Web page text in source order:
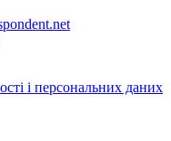
і персональних даних